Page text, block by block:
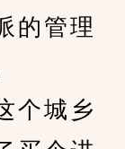
的管理
城乡